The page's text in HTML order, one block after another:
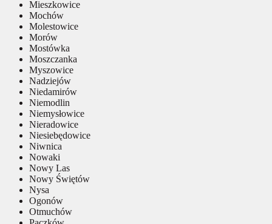
Mieszkowice
Mochów
Molestowice
Morów
Mostówka
Moszczanka
Myszowice
Nadziejów
Niedamirów
Niemodlin
Niemysłowice
Nieradowice
Niesiebędowice
Niwnica
Nowaki
Nowy Las
Nowy Świętów
Nysa
Ogonów
Otmuchów